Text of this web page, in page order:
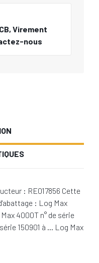
CB, Virement
nous
: RE017856 Cette
: Log Max
4000T n° de série
150901 à … Log Max